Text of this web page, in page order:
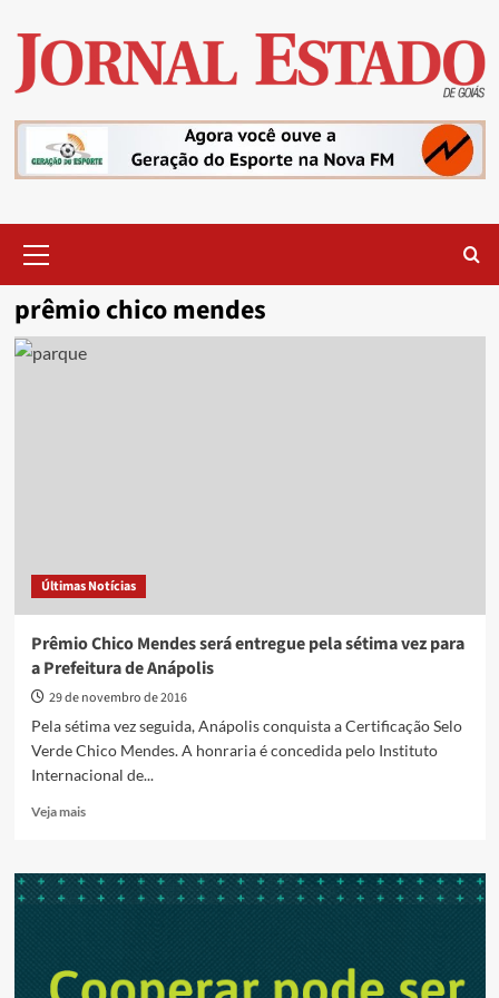
content
Menu
prêmio chico mendes
Últimas Notícias
Prêmio Chico Mendes será entregue pela sétima vez para
a Prefeitura de Anápolis
29 de novembro de 2016
Pela sétima vez seguida, Anápolis conquista a Certificação Selo
Verde Chico Mendes. A honraria é concedida pelo Instituto
Internacional de...
Veja maisRead
Prêmio
Chico
pela